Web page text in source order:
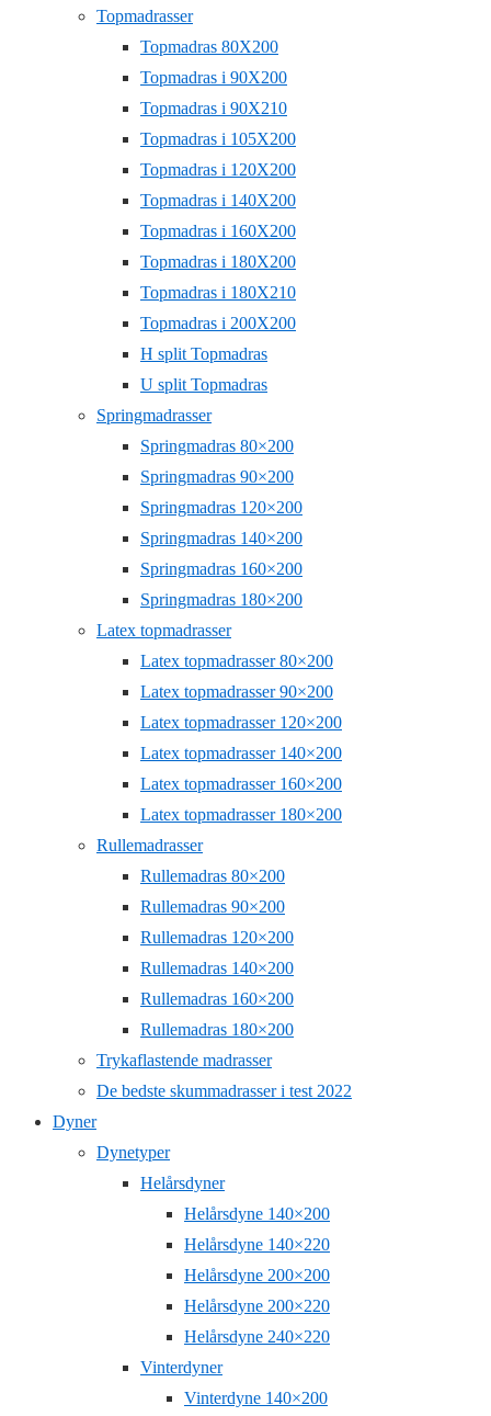
Topmadrasser
Topmadras 80X200
Topmadras i 90X200
Topmadras i 90X210
Topmadras i 105X200
Topmadras i 120X200
Topmadras i 140X200
Topmadras i 160X200
Topmadras i 180X200
Topmadras i 180X210
Topmadras i 200X200
H split Topmadras
U split Topmadras
Springmadrasser
Springmadras 80×200
Springmadras 90×200
Springmadras 120×200
Springmadras 140×200
Springmadras 160×200
Springmadras 180×200
Latex topmadrasser
Latex topmadrasser 80×200
Latex topmadrasser 90×200
Latex topmadrasser 120×200
Latex topmadrasser 140×200
Latex topmadrasser 160×200
Latex topmadrasser 180×200
Rullemadrasser
Rullemadras 80×200
Rullemadras 90×200
Rullemadras 120×200
Rullemadras 140×200
Rullemadras 160×200
Rullemadras 180×200
Trykaflastende madrasser
De bedste skummadrasser i test 2022
Dyner
Dynetyper
Helårsdyner
Helårsdyne 140×200
Helårsdyne 140×220
Helårsdyne 200×200
Helårsdyne 200×220
Helårsdyne 240×220
Vinterdyner
Vinterdyne 140×200